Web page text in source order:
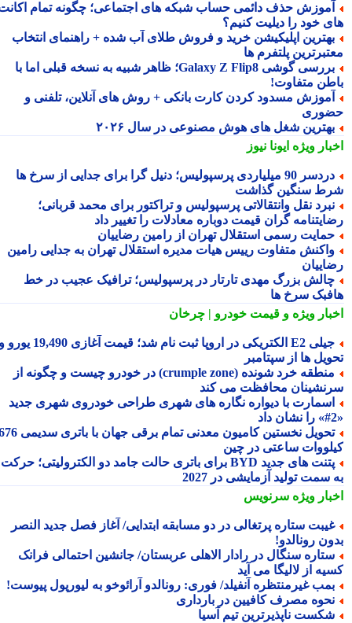
حذف دائمی حساب شبکه های اجتماعی؛ چگونه تمام اکانت
خود را دیلیت کنیم؟
اپلیکیشن خرید و فروش طلای آب شده + راهنمای انتخاب
پلتفرم ها
بررسی گوشی Galaxy Z Flip8؛ ظاهر شبیه به نسخه قبلی اما با
متفاوت!
مسدود کردن کارت بانکی + روش های آنلاین، تلفنی و
شغل های هوش مصنوعی در سال ۲۰۲۶
ویژهایونا نیوز
دردسر 90 میلیاردی پرسپولیس؛ دنیل گرا برای جدایی از سرخ ها
سنگین گذاشت
نقل وانتقالاتی پرسپولیس و تراکتور برای محمد قربانی؛
گران قیمت دوباره معادلات را تغییر داد
رسمی استقلال تهران از رامین رضاییان
متفاوت رییس هیات مدیره استقلال تهران به جدایی رامین
بزرگ مهدی تارتار در پرسپولیس؛ ترافیک عجیب در خط
سرخ ها
ویژهو قیمت خودرو | چرخان
جیلی E2 الکتریکی در اروپا ثبت نام شد؛ قیمت آغازی 19,490 یورو و
ها از سپتامبر
منطقه خرد شونده (crumple zone) در خودرو چیست و چگونه از
محافظت می کند
با دیواره نگاره های شهری طراحی خودروی شهری جدید
تحویل نخستین کامیون معدنی تمام برقی جهان با باتری سدیمی 676
ساعتی در چین
پتنت های جدید BYD برای باتری حالت جامد دو الکترولیتی؛ حرکت
سمت تولید آزمایشی در 2027
ویژهسرنویس
ستاره پرتغالی در دو مسابقه ابتدایی/ آغاز فصل جدید النصر
رونالدو!
سنگال در رادار الاهلی عربستان/ جانشین احتمالی فرانک
از لالیگا می آید
غیرمنتظره آنفیلد/ فوری: رونالدو آرائوخو به لیورپول پیوست!
مصرف کافیین در بارداری
ناپذیرترین تیم آسیا